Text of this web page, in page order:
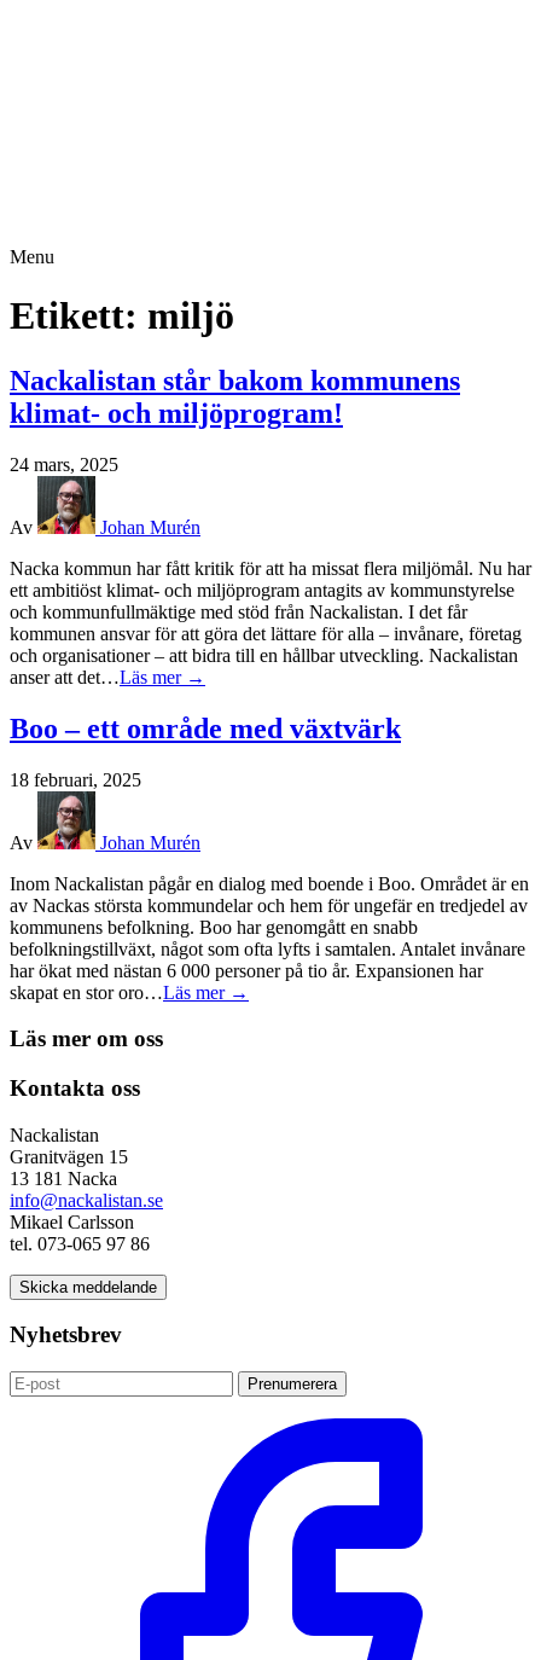
Menu
Etikett: miljö
Nackalistan står bakom kommunens
klimat- och miljöprogram!
24 mars, 2025
Av
Johan Murén
Nacka kommun har fått kritik för att ha missat flera miljömål. Nu har
ett ambitiöst klimat- och miljöprogram antagits av kommunstyrelse
och kommunfullmäktige med stöd från Nackalistan. I det får
kommunen ansvar för att göra det lättare för alla – invånare, företag
och organisationer – att bidra till en hållbar utveckling. Nackalistan
anser att det…Läs mer →
Boo – ett område med växtvärk
18 februari, 2025
Av
Johan Murén
Inom Nackalistan pågår en dialog med boende i Boo. Området är en
av Nackas största kommundelar och hem för ungefär en tredjedel av
kommunens befolkning. Boo har genomgått en snabb
befolkningstillväxt, något som ofta lyfts i samtalen. Antalet invånare
har ökat med nästan 6 000 personer på tio år. Expansionen har
skapat en stor oro…Läs mer →
Läs mer om oss
Kontakta oss
Nackalistan
Granitvägen 15
13 181 Nacka
info@nackalistan.se
Mikael Carlsson
tel. 073-065 97 86
Skicka meddelande
Nyhetsbrev
Prenumerera